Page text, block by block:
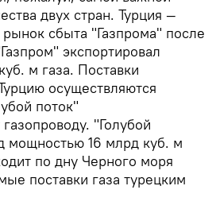
двух стран. Турция —
сбыта "Газпрома" после
экспортировал
м газа. Поставки
осуществляются
поток"
"Голубой
мощностью 16 млрд куб. м
по дну Черного моря
поставки газа турецким